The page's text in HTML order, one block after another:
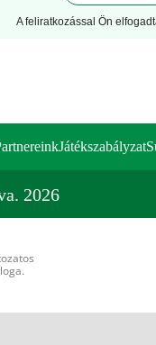
A feliratkozással Ön
Játékszabályzat
2026